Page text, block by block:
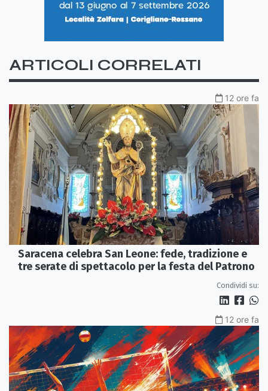
ARTICOLI CORRELATI
12 ore fa
Saracena celebra San Leone: fede, tradizione e
tre serate di spettacolo per la festa del Patrono
Condividi su:
12 ore fa